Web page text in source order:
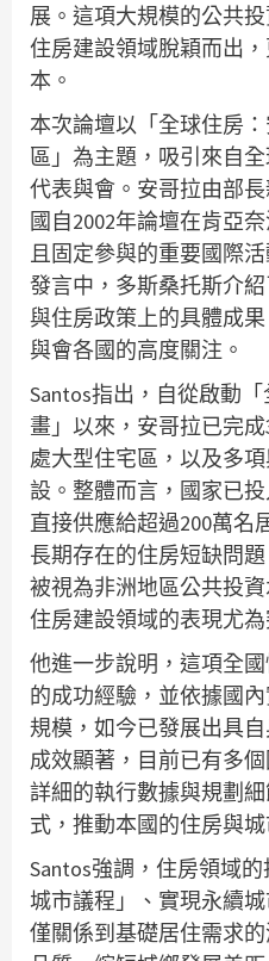
展。這項大規模的公共
住房建設領域脫穎而出
本。
本次論壇以「全球住房
區」為主題，吸引來自
代表與會。安哥拉由部
國自2002年論壇在肯亞
且固定參與的重要國際
發言中，多斯桑托斯介
與住房政策上的具體成
與會各國的高度關注。
Santos指出，自從啟動
畫」以來，安哥拉已完
處大型住宅區，以及多
設。整體而言，國家已
直接供應給超過200萬名
長期存在的住房短缺問
被視為非洲地區公共投
住房建設領域的表現尤為
他進一步說明，這項全
的成功經驗，並依據國
規模，如今已發展出具
成效顯著，目前已有多
詳細的執行數據與規劃
式，推動本國的住房與城
Santos強調，住房領域
城市議程」、實現永續
僅關係到基礎居住需求